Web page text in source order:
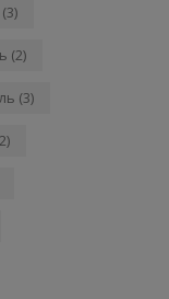
(3)
(2)
(3)